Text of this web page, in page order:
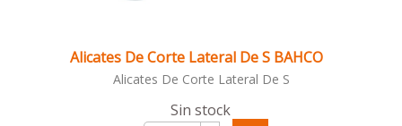
Alicates De Corte Lateral De S BAHCO
Alicates De Corte Lateral De S
Sin stock